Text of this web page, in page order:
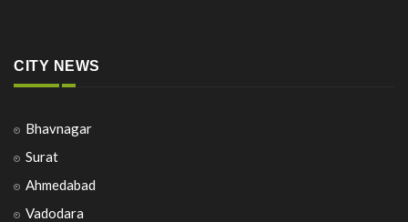
CITY NEWS
Bhavnagar
Surat
Ahmedabad
Vadodara